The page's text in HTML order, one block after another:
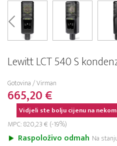
Lewitt LCT 540 S
Gotovina / Virman
665,20 €
Vidjeli ste bolju cijenu na
MPC: 820,23 € (-19%)
Raspoloživo odmah Na